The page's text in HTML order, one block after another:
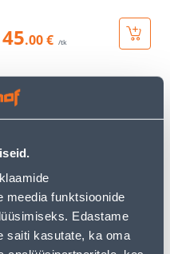
meedia funktsioonide
Edastame
saiti kasutate, ka oma
45.00 € /tk
KAMPAANIA
TV PESA LÕPP 4DB
SEDNA DESIGN
ANTRATSIIT